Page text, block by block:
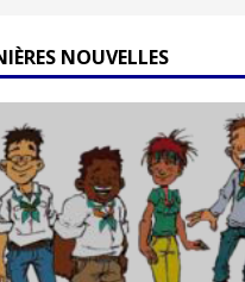
NOUVELLES